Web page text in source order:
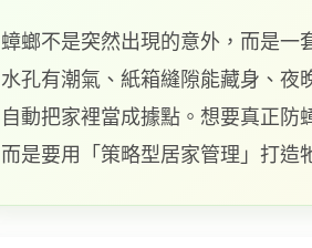
蟑螂不是突然出現的意外，而是一
水孔有潮氣、紙箱縫隙能藏身、夜
自動把家裡當成據點。想要真正防
而是要用「策略型居家管理」打造